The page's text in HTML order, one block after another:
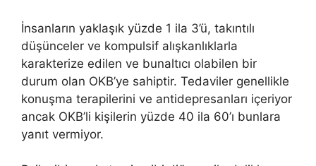
İnsanların yaklaşık yüzde 1 ila 3’ü, takıntılı
düşünceler ve kompulsif alışkanlıklarla
karakterize edilen ve bunaltıcı olabilen bir
durum olan OKB’ye sahiptir. Tedaviler genellikle
konuşma terapilerini ve antidepresanları içeriyor
ancak OKB’li kişilerin yüzde 40 ila 60’ı bunlara
yanıt vermiyor.